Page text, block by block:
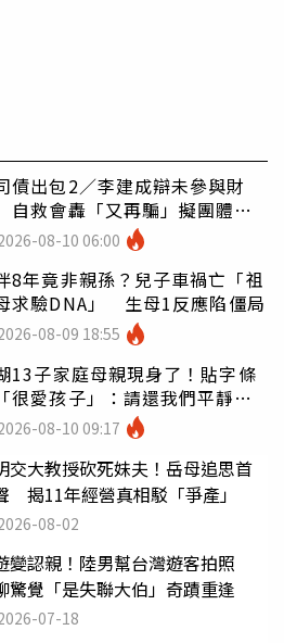
債出包2／李建成辯未參與財
救會轟「又再騙」擬團體訴
08-10 06:00
8年竟非親孫？兒子車禍亡「祖
求驗DNA」 生母1反應陷僵局
08-09 18:55
13子家庭母親現身了！貼字條
很愛孩子」：請還我們平靜生
08-10 09:17
交大教授砍死妹夫！岳母追思首
揭11年經營真相駁「爭產」
08-02
變認親！陸男幫台灣遊客拍照
驚覺「是失聯大伯」奇蹟重逢
07-18